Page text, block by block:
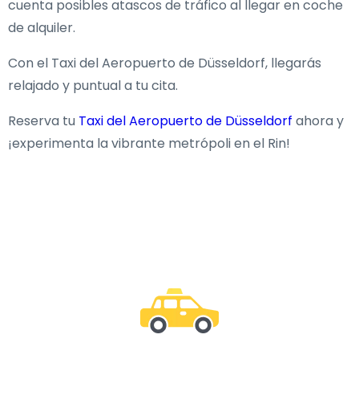
cuenta posibles atascos de tráfico al llegar en coche
de alquiler.
Con el Taxi del Aeropuerto de Düsseldorf, llegarás
relajado y puntual a tu cita.
Reserva tu Taxi del Aeropuerto de Düsseldorf ahora y
¡experimenta la vibrante metrópoli en el Rin!